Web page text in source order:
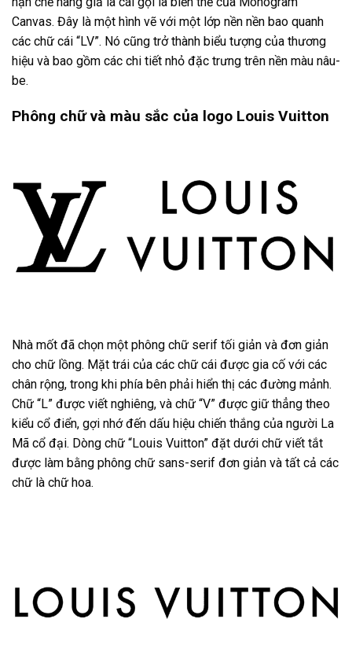
Canvas. Đây là một hình vẽ với một lớp nền nền bao quanh
các chữ cái “LV”. Nó cũng trở thành biểu tượng của thương
hiệu và bao gồm các chi tiết nhỏ đặc trưng trên nền màu nâu-
be.
Phông chữ và màu sắc của logo Louis Vuitton
Nhà mốt đã chọn một phông chữ serif tối giản và đơn giản
cho chữ lồng. Mặt trái của các chữ cái được gia cố với các
chân rộng, trong khi phía bên phải hiển thị các đường mảnh.
Chữ “L” được viết nghiêng, và chữ “V” được giữ thẳng theo
kiểu cổ điển, gợi nhớ đến dấu hiệu chiến thắng của người La
Mã cổ đại. Dòng chữ “Louis Vuitton” đặt dưới chữ viết tắt
được làm bằng phông chữ sans-serif đơn giản và tất cả các
chữ là chữ hoa.